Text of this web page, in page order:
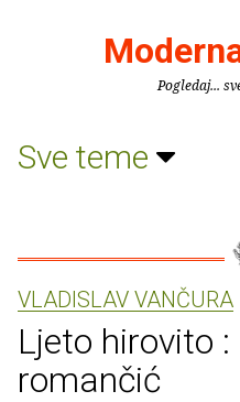
Pogledaj...
Sve teme
VLADISLAV VANČURA
Ljeto hirovito
romančić